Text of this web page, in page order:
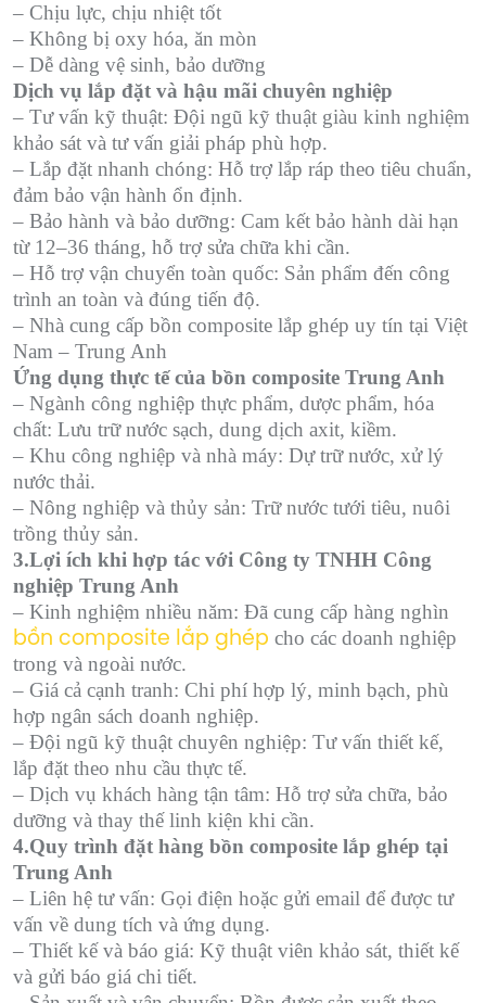
– Chịu lực, chịu nhiệt tốt
– Không bị oxy hóa, ăn mòn
– Dễ dàng vệ sinh, bảo dưỡng
Dịch vụ lắp đặt và hậu mãi chuyên nghiệp
– Tư vấn kỹ thuật: Đội ngũ kỹ thuật giàu kinh nghiệm
khảo sát và tư vấn giải pháp phù hợp.
– Lắp đặt nhanh chóng: Hỗ trợ lắp ráp theo tiêu chuẩn,
đảm bảo vận hành ổn định.
– Bảo hành và bảo dưỡng: Cam kết bảo hành dài hạn
từ 12–36 tháng, hỗ trợ sửa chữa khi cần.
– Hỗ trợ vận chuyển toàn quốc: Sản phẩm đến công
trình an toàn và đúng tiến độ.
– Nhà cung cấp bồn composite lắp ghép uy tín tại Việt
Nam – Trung Anh
Ứng dụng thực tế của bồn composite Trung Anh
– Ngành công nghiệp thực phẩm, dược phẩm, hóa
chất: Lưu trữ nước sạch, dung dịch axit, kiềm.
– Khu công nghiệp và nhà máy: Dự trữ nước, xử lý
nước thải.
– Nông nghiệp và thủy sản: Trữ nước tưới tiêu, nuôi
trồng thủy sản.
3.Lợi ích khi hợp tác với Công ty TNHH Công
nghiệp Trung Anh
– Kinh nghiệm nhiều năm: Đã cung cấp hàng nghìn
bồn composite lắp ghép cho các doanh nghiệp
trong và ngoài nước.
– Giá cả cạnh tranh: Chi phí hợp lý, minh bạch, phù
hợp ngân sách doanh nghiệp.
– Đội ngũ kỹ thuật chuyên nghiệp: Tư vấn thiết kế,
lắp đặt theo nhu cầu thực tế.
– Dịch vụ khách hàng tận tâm: Hỗ trợ sửa chữa, bảo
dưỡng và thay thế linh kiện khi cần.
4.Quy trình đặt hàng bồn composite lắp ghép tại
Trung Anh
– Liên hệ tư vấn: Gọi điện hoặc gửi email để được tư
vấn về dung tích và ứng dụng.
– Thiết kế và báo giá: Kỹ thuật viên khảo sát, thiết kế
và gửi báo giá chi tiết.